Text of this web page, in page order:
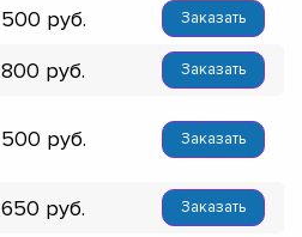
500 Заказать
800 Заказать
500 Заказать
650 Заказать